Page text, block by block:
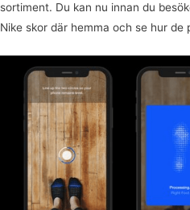
sortiment. Du kan nu innan du
Nike skor där hemma och se hur de